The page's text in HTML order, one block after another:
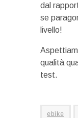
dal
se
livello!
qualità
test.
ebike